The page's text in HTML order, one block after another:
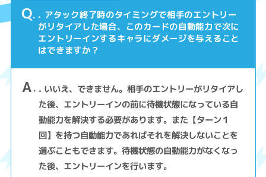
Q . アタック終了時のタイミングで相手のエントリー
がリタイアした場合、このカードの自動能力で次に
エントリーインするキャラにダメージを与えること
はできますか？
A . いいえ、できません。相手のエントリーがリタイアし
た後、エントリーインの前に待機状態になっている自
動能力を解決する必要があります。また【ターン１
回】を持つ自動能力であればそれを解決しないことを
選ぶこともできます。待機状態の自動能力がなくなっ
た後、エントリーインを行います。